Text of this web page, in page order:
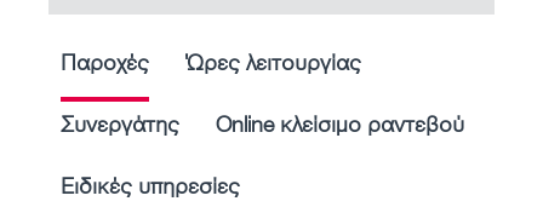
Παροχές Ώρες λειτουργίας
Συνεργάτης Online κλείσιμο ραντεβού
Ειδικές υπηρεσίες